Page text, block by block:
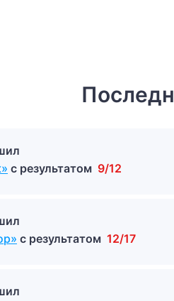
с результатом 9/12
с результатом 12/17